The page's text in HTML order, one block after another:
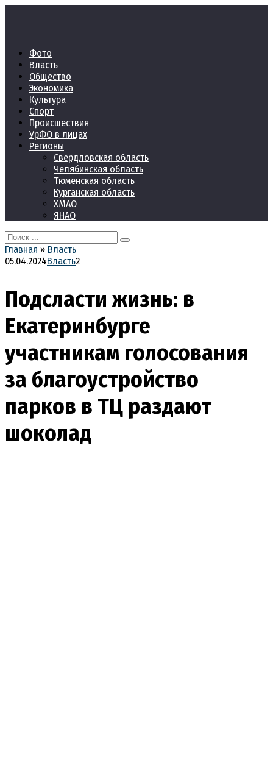
Фото
Власть
Общество
Экономика
Культура
Спорт
Происшествия
УрФО в лицах
Регионы
Свердловская область
Челябинская область
Тюменская область
Курганская область
ХМАО
ЯНАО
Search
for:
Главная » Власть
05.04.2024Власть2
Подсласти жизнь: в
Екатеринбурге
участникам голосования
за благоустройство
парков в ТЦ раздают
шоколад